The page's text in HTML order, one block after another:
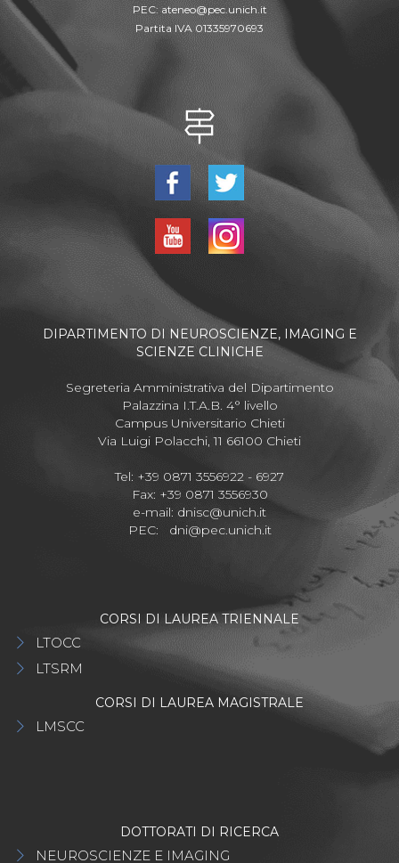
PEC: ateneo@pec.unich.it
Partita IVA 01335970693
DIPARTIMENTO DI NEUROSCIENZE, IMAGING E
SCIENZE CLINICHE
Segreteria Amministrativa del Dipartimento
Palazzina I.T.A.B. 4° livello
Campus Universitario Chieti
Via Luigi Polacchi, 11 66100 Chieti
Tel: +39 0871 3556922 - 6927
Fax: +39 0871 3556930
e-mail: dnisc@unich.it
PEC: dni@pec.unich.it
CORSI DI LAUREA TRIENNALE
LTOCC
LTSRM
CORSI DI LAUREA MAGISTRALE
LMSCC
DOTTORATI DI RICERCA
NEUROSCIENZE E IMAGING